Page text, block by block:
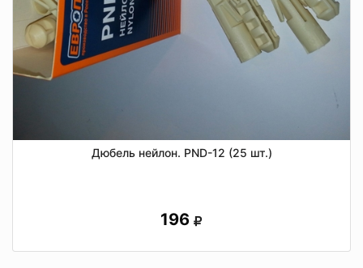
Дюбель нейлон. PND-12 (25 шт.)
196